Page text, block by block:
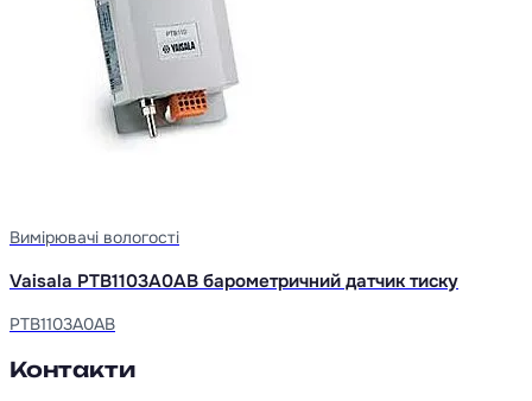
Вимірювачі вологості
Vaisala PTB1103A0AB барометричний датчик тиску
PTB1103A0AB
Контакти